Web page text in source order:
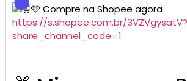
🩷 Compre na Shopee agora
https://s.shopee.com.br/3VZVgysatV?
share_channel_code=1